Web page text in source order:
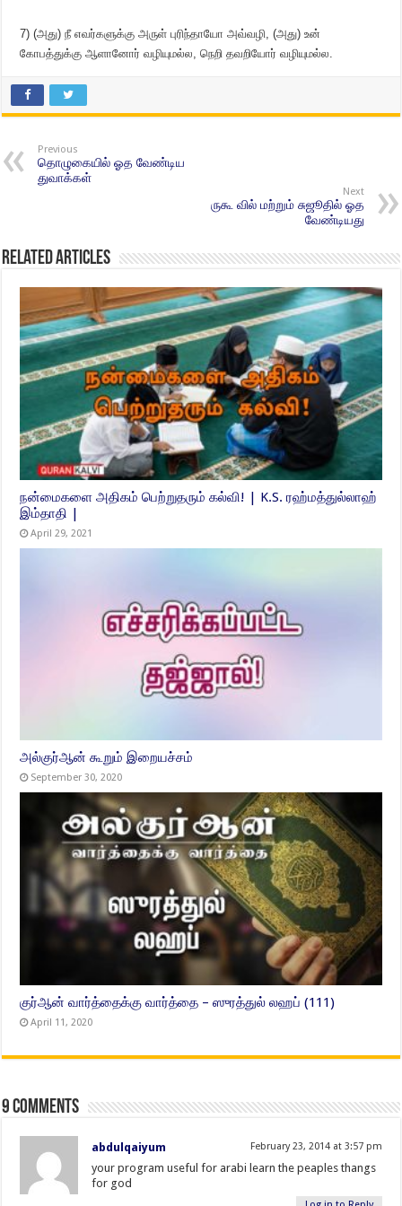
7) (அது) நீ எவர்களுக்கு அருள் புரிந்தாயோ அவ்வழி, (அது) உன்
கோபத்துக்கு ஆளானோர் வழியுமல்ல, நெறி தவறியோர் வழியுமல்ல.
Previous
தொழுகையில் ஓத வேண்டிய
துவாக்கள்
Next
ருகூ வில் மற்றும் சுஜூதில் ஓத
வேண்டியது
Related Articles
நன்மைகளை அதிகம் பெற்றுதரும் கல்வி! | K.S. ரஹ்மத்துல்லாஹ்
இம்தாதி |
April 29, 2021
அல்குர்ஆன் கூறும் இறையச்சம்
September 30, 2020
குர்ஆன் வார்த்தைக்கு வார்த்தை – ஸுரத்துல் லஹப் (111)
April 11, 2020
9 comments
abdulqaiyum February 23, 2014 at 3:57 pm
your program useful for arabi learn the peaples thangs
for god